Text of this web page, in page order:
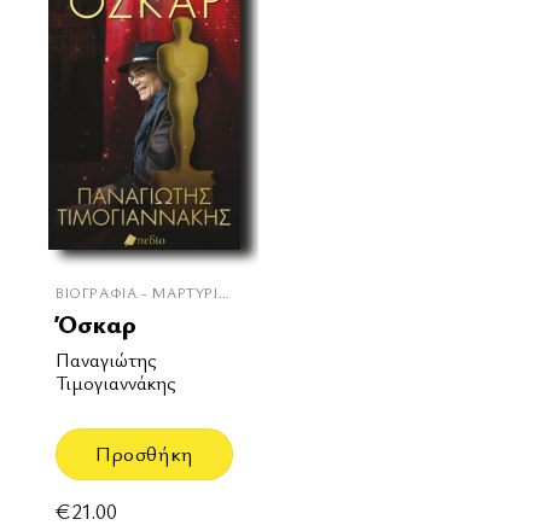
ΒΙΟΓΡΑΦΊΑ - ΜΑΡΤΥΡΊΕΣ
Όσκαρ
Παναγιώτης
Τιμογιαννάκης
Προσθήκη
€21.00